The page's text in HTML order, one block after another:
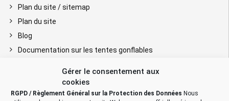
Gérer le consentement aux
cookies
RGPD / Règlement Général sur la Protection des Données Nous
Plan du site / sitemap
Plan du site
Blog
Documentation sur les tentes gonflables
Maintenance, SAV & Réparation
Tente industrielle gonflable